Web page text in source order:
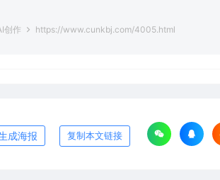
创作 https://www.cunkbj.com/4005.html
成海报 复制本文链接